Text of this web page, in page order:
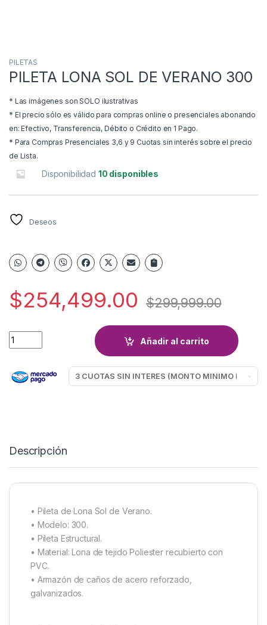
PILETAS
PILETA LONA SOL DE VERANO 300
* Las imágenes son SOLO ilustrativas
* El precio sólo es válido para compras online o presenciales abonando
en: Efectivo, Transferencia, Débito o Crédito en 1 Pago.
* Para Compras Presenciales 3,6 y 9 Cuotas sin interés sobre el precio
de Lista.
Disponibilidad 10 disponibles
Deseos
$254,499.00 $299,999.00
PILETA LONA SOL DE VERANO 300 quantity
Añadir al carrito
Descripción
• Pileta de Lona Sol de Verano.
• Modelo: 300.
• Pileta Estructural.
• Material: Lona de tejido Poliester recubierto con
PVC.
• Armazón de caños de acero reforzado,
galvanizados.